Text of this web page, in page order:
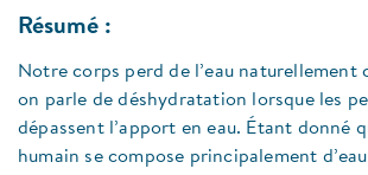
Résumé :
Notre corps perd de l’eau naturellement
on parle de déshydratation lorsque les
dépassent l’apport en eau. Étant donné
humain se compose principalement